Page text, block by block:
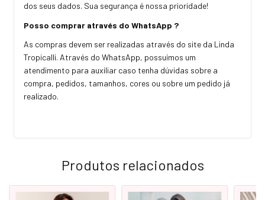
dos seus dados. Sua segurança é nossa prioridade!
Posso comprar através do WhatsApp ?
As compras devem ser realizadas através do site da Linda
Tropicalli. Através do WhatsApp, possuímos um
atendimento para auxiliar caso tenha dúvidas sobre a
compra, pedidos, tamanhos, cores ou sobre um pedido já
realizado.
Produtos relacionados